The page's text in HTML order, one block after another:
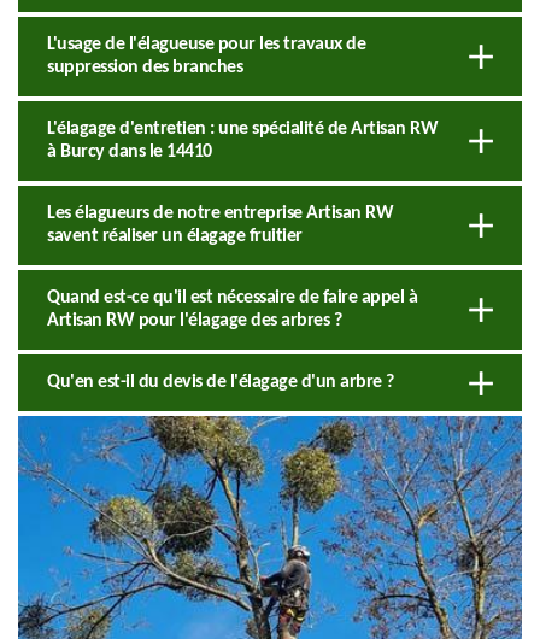
L'usage de l'élagueuse pour les travaux de
suppression des branches
L'élagage d'entretien : une spécialité de Artisan RW
à Burcy dans le 14410
Les élagueurs de notre entreprise Artisan RW
savent réaliser un élagage fruitier
Quand est-ce qu'il est nécessaire de faire appel à
Artisan RW pour l'élagage des arbres ?
Qu'en est-il du devis de l'élagage d'un arbre ?